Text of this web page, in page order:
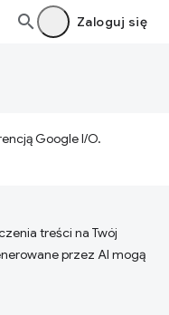
Zaloguj się
Google I/O.
treści na Twój
przez AI mogą